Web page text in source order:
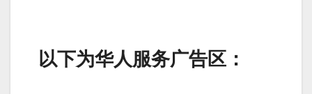
以下为华人服务广告区：